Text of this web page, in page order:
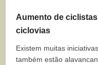
Aumento de
ciclovias
Existem muitas
também estão